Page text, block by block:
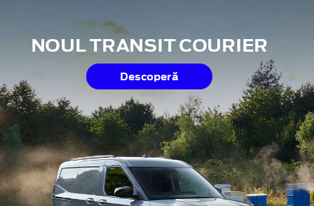
NOUL TRANSIT COURIER
Descoperă